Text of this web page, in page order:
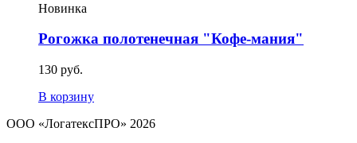
Новинка
Рогожка полотенечная "Кофе-мания"
130 руб.
В корзину
ООО «ЛогатексПРО» 2026